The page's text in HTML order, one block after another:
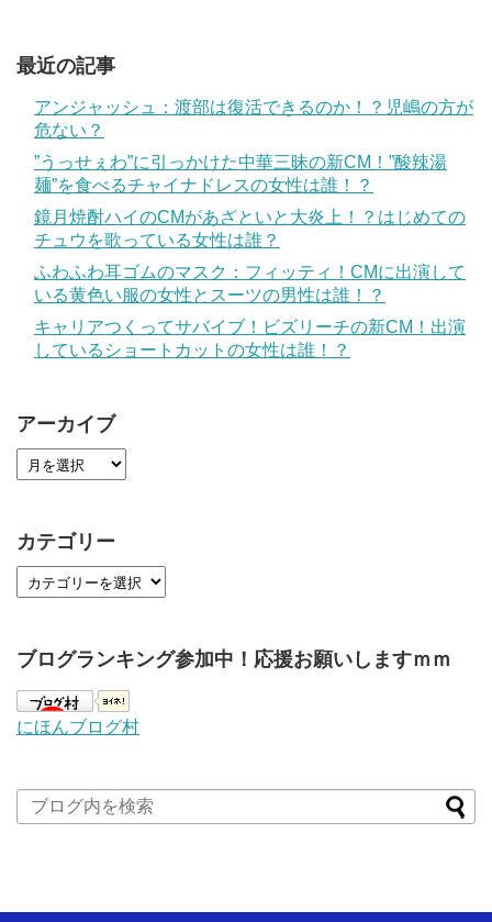
最近の記事
アンジャッシュ：渡部は復活できるのか！？児嶋の方が
危ない？
”うっせぇわ”に引っかけた中華三昧の新CM！”酸辣湯
麺”を食べるチャイナドレスの女性は誰！？
鏡月焼酎ハイのCMがあざといと大炎上！？はじめての
チュウを歌っている女性は誰？
ふわふわ耳ゴムのマスク：フィッティ！CMに出演して
いる黄色い服の女性とスーツの男性は誰！？
キャリアつくってサバイブ！ビズリーチの新CM！出演
しているショートカットの女性は誰！？
アーカイブ
カテゴリー
ブログランキング参加中！応援お願いしますｍｍ
にほんブログ村